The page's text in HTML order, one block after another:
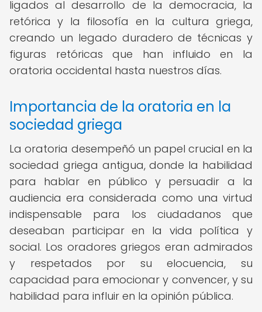
ligados al desarrollo de la democracia, la
retórica y la filosofía en la cultura griega,
creando un legado duradero de técnicas y
figuras retóricas que han influido en la
oratoria occidental hasta nuestros días.
Importancia de la oratoria en la
sociedad griega
La oratoria desempeñó un papel crucial en la
sociedad griega antigua, donde la habilidad
para hablar en público y persuadir a la
audiencia era considerada como una virtud
indispensable para los ciudadanos que
deseaban participar en la vida política y
social. Los oradores griegos eran admirados
y respetados por su elocuencia, su
capacidad para emocionar y convencer, y su
habilidad para influir en la opinión pública.